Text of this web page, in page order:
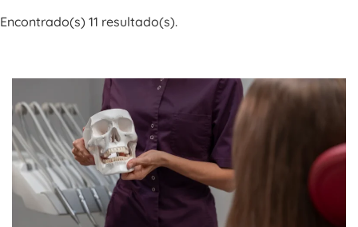
Encontrado(s) 11 resultado(s).